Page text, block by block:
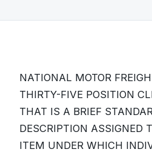
NATIONAL MOTOR
THIRTY-FIVE POSITION
THAT IS A BRIEF
DESCRIPTION ASSIGNED
ITEM UNDER WHICH